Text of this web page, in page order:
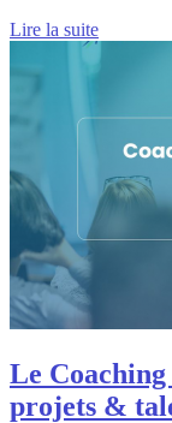
Lire la suite
Le Coaching
projets &